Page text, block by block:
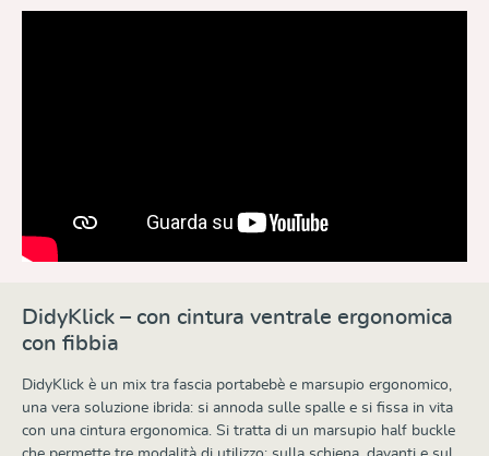
DidyKlick – con cintura ventrale ergonomica
con fibbia
DidyKlick è un mix tra fascia portabebè e marsupio ergonomico,
una vera soluzione ibrida: si annoda sulle spalle e si fissa in vita
con una cintura ergonomica. Si tratta di un marsupio half buckle